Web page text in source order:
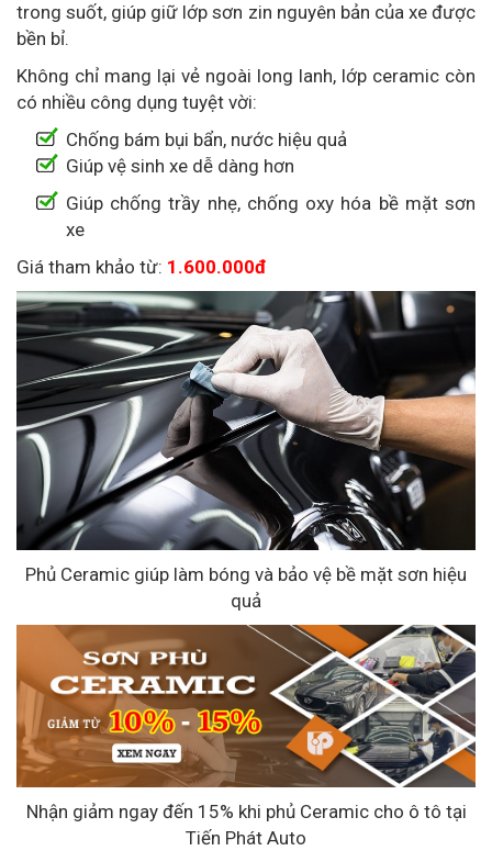
trong suốt, giúp giữ lớp sơn zin nguyên bản của xe được
bền bỉ.
Không chỉ mang lại vẻ ngoài long lanh, lớp ceramic còn
có nhiều công dụng tuyệt vời:
Chống bám bụi bẩn, nước hiệu quả
Giúp vệ sinh xe dễ dàng hơn
Giúp chống trầy nhẹ, chống oxy hóa bề mặt sơn
xe
Giá tham khảo từ: 1.600.000đ
Phủ Ceramic giúp làm bóng và bảo vệ bề mặt sơn hiệu
quả
Nhận giảm ngay đến 15% khi phủ Ceramic cho ô tô tại
Tiến Phát Auto